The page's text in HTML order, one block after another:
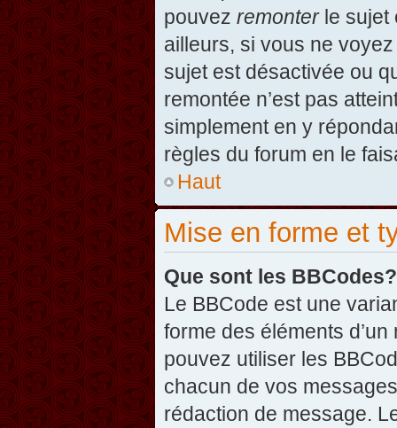
pouvez remonterle sujet
ailleurs, si vous ne
sujet est désactivée ou
remontée n’est pas
simplement en y
règles du forum en le
Haut
Mise en forme et
Que sont les BBCodes?
Le BBCode est une
forme des éléments
pouvez utiliser les
chacun de vos
rédaction de message.